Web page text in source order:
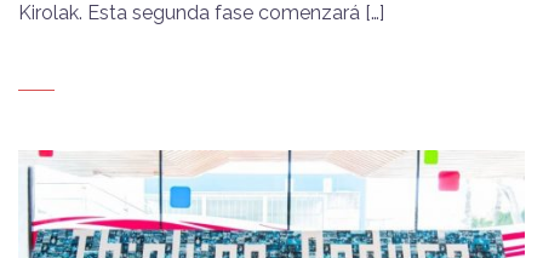
Kirolak. Esta segunda fase comenzará […]